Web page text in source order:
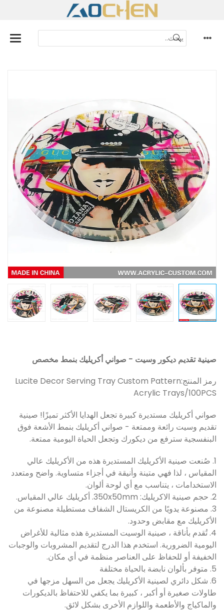
صينية تقديم ديكور وسيت - صواني أكريليك بنمط مخصص
رمز المنتج:Lucite Decor Serving Tray Custom Pattern
Acrylic Trays/100PCS
صواني أكريليك مستديرة كبيرة تجعل الهدايا الأكثر تميزًا! صينية
تقديم وسيت رائعة وممتعة - صواني أكريليك بنمط الأشعة فوق
البنفسجية سترفع من ديكورك وتجعل الحياة اليومية ممتعة.
1. صُنعت صينية الأكريليك المستديرة هذه من الأكريليك عالي
المقياس ، لذا فهي متينة وأنيقة في أجزاء متساوية. واضح ومتعدد
الاستخدامات ، يتناسب مع أي لوحة ألوان.
2. حجم صينية الاكريليك: 350x50mm. أكريليك عالي المقياس.
3. مصنوعة يدويًا من الكريستال الشفاف مستطيلة مصنوعة من
الأكريليك مع مقابض وحدود.
4. تُقدم بأناقة ، صينية الوسيت المستديرة هذه مثالية للأغراض
اليومية الضرورية. استخدم هذا الدرج لتقديم المشروبات والوجبات
الخفيفة أو للحفاظ على العناصر منظمة في أي مكان.
5. متوفر بألوان نابضة بالحياة مختلفة
6. شكل دائري لصينية الأكريليك يجعل من السهل مزجها في
طاولات صغيرة أو أكبر ، كبيرة بما يكفي للاحتفاظ بالديكورات
والماكياج والأطعمة واللوازم الأخرى بشكل لائق.